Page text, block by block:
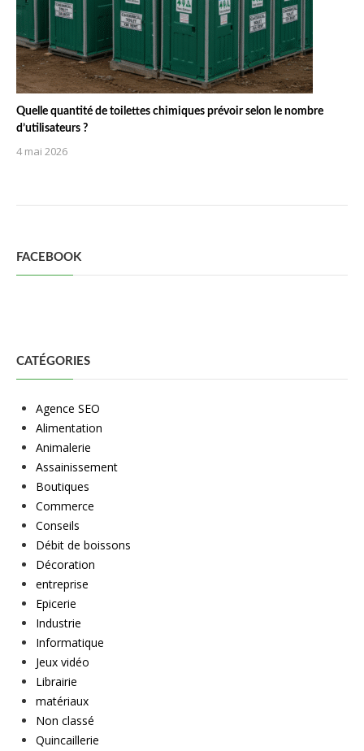
Quelle quantité de toilettes chimiques prévoir selon le nombre
d’utilisateurs ?
4 mai 2026
FACEBOOK
CATÉGORIES
Agence SEO
Alimentation
Animalerie
Assainissement
Boutiques
Commerce
Conseils
Débit de boissons
Décoration
entreprise
Epicerie
Industrie
Informatique
Jeux vidéo
Librairie
matériaux
Non classé
Quincaillerie